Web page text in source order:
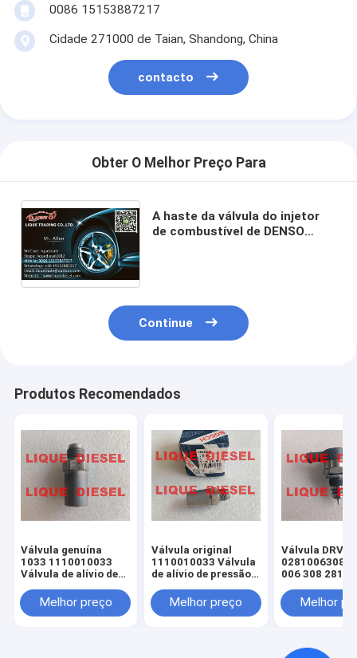
0086 15153887217
Cidade 271000 de Taian, Shandong, China
contacto
Obter O Melhor Preço Para
A haste da válvula do injetor
de combustível de DENSO
Continue
Produtos Recomendados
Válvula genuína
1033 1110010033
Válvula de alívio de
033Melhor preço
Válvula original
1110010033 Válvula
de alívio de pressão 1
Melhor preço
Válvula DRV
0281006308 0
006 308
Melhor